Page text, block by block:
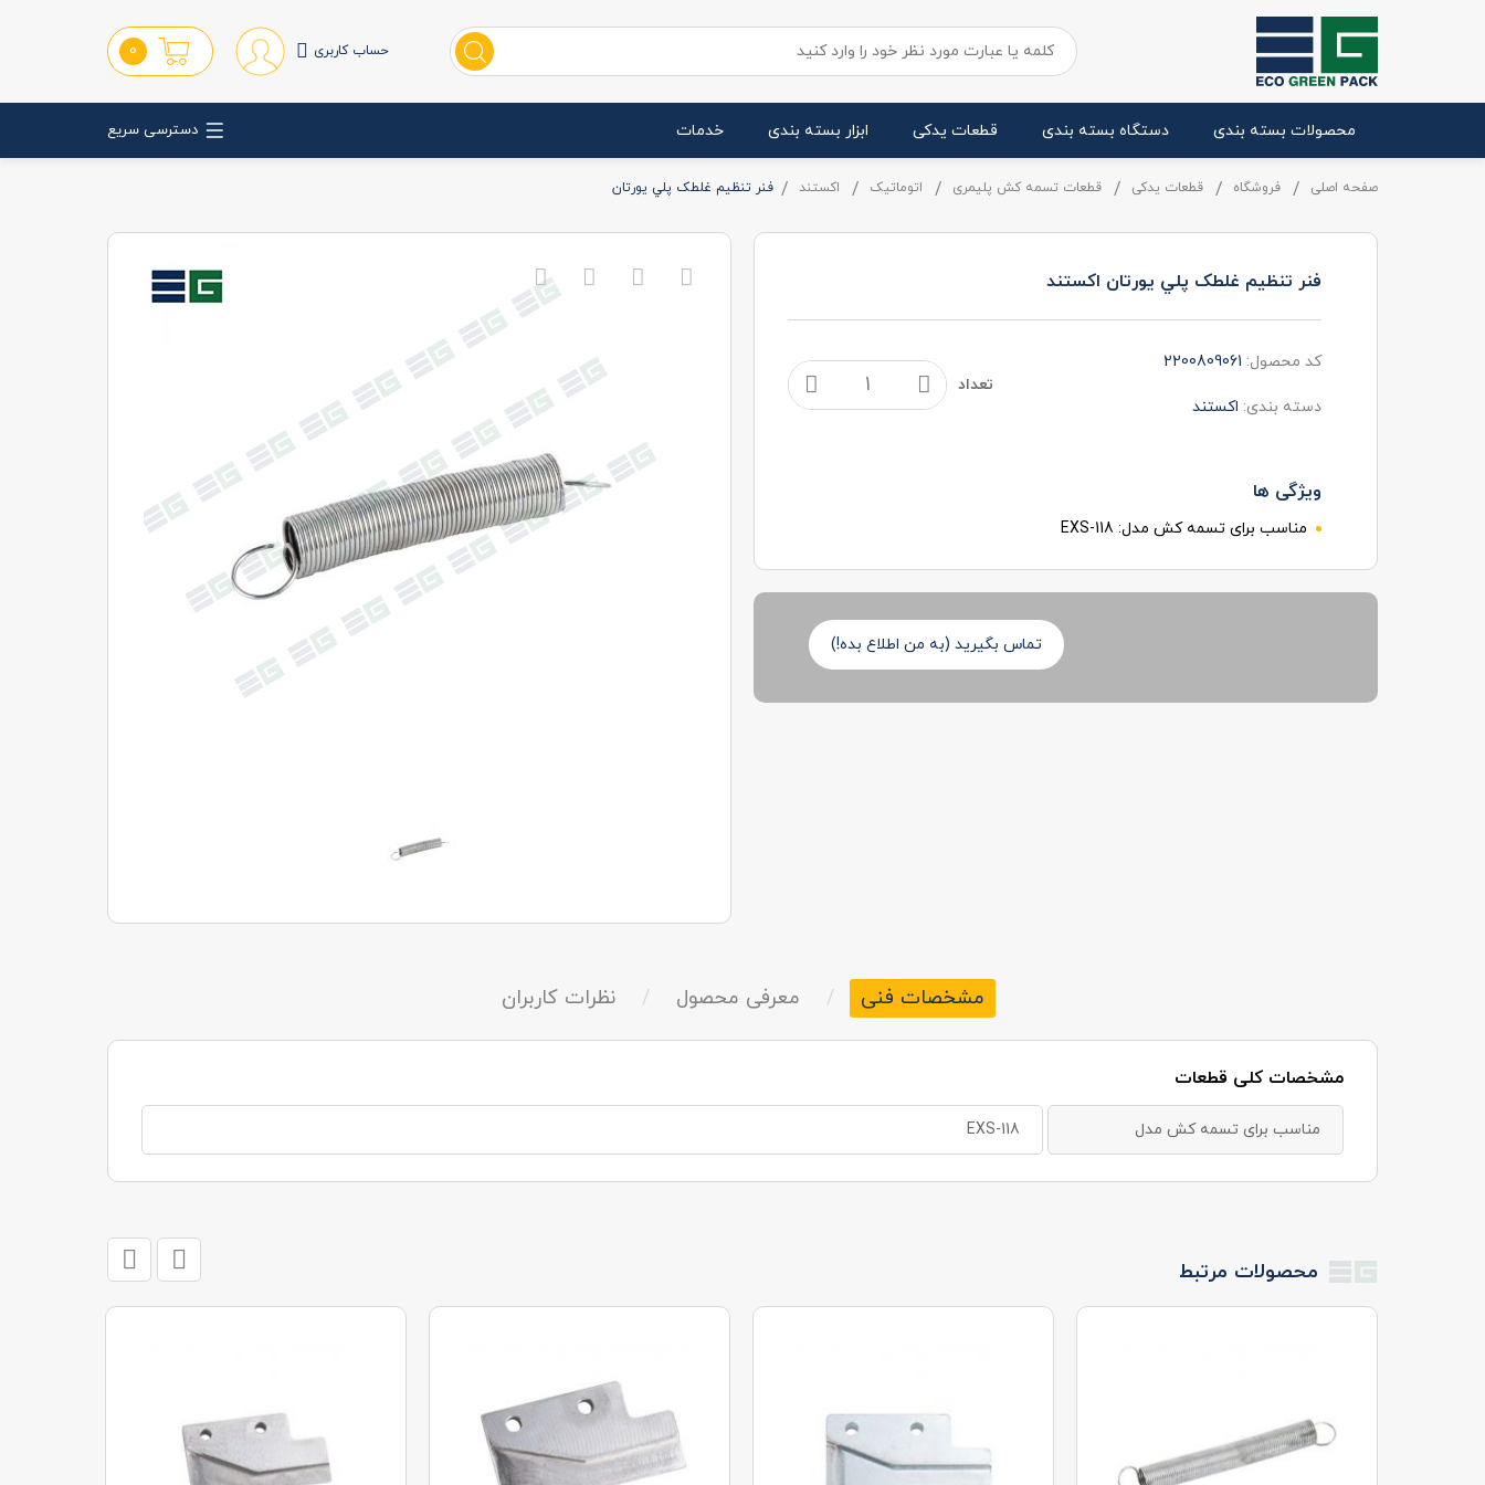
حساب کاربری 0
محصولات بسته بندی دستگاه بسته بندی قطعات یدکی ابزار بسته بندی خدمات دسترسی سریع
صفحه اصلی فروشگاه قطعات یدکی قطعات تسمه کش پلیمری اتوماتیک اکستند فنر تنظيم غلطک پلي يورتان
فنر تنظيم غلطک پلي يورتان اکستند
کد محصول: 2200809061
دسته بندی: اکستند
تعداد
ویژگی ها
مناسب برای تسمه کش مدل: EXS-118
تماس بگیرید (به من اطلاع بده!)
مشخصات فنی / معرفی محصول / نظرات کاربران
مشخصات کلی قطعات
مناسب برای تسمه کش مدل EXS-118
محصولات مرتبط